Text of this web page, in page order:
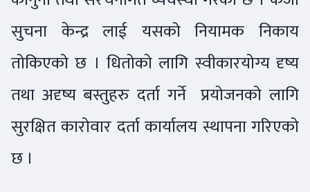
सुचना केन्द्र लाई यसको नियामक निकाय
तोकिएको छ । धितोको लागि स्वीकारयोग्य दृष्य
तथा अदृष्य बस्तुहरु दर्ता गर्ने प्रयोजनको लागि
सुरक्षित कारोवार दर्ता कार्यालय स्थापना गरिएको
छ ।